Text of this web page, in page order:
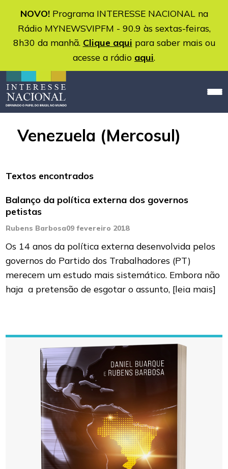
NOVO!Programa INTERESSE NACIONAL na
Rádio MYNEWSVIPFM - 90.9 às sextas-feiras,
8h30 da manhã. Clique aqui para saber mais ou
acesse a rádio aqui.
Venezuela (Mercosul)
Textos encontrados
Balanço da política externa dos governos
petistas
Rubens Barbosa09 fevereiro 2018
Os 14 anos da política externa desenvolvida pelos
governos do Partido dos Trabalhadores (PT)
merecem um estudo mais sistemático. Embora não
haja a pretensão de esgotar o assunto, [leia mais]